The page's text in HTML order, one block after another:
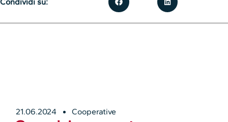
21.06.2024 Cooperative
Condividi su: